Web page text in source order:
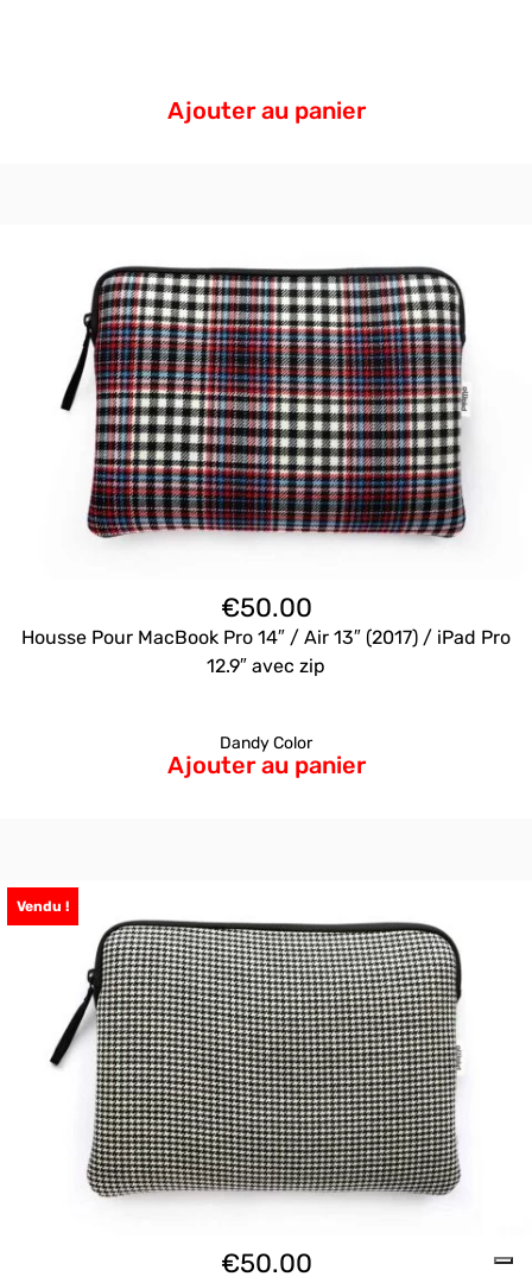
Ajouter au panier
€50.00
Housse Pour MacBook Pro 14″ / Air 13″ (2017) / iPad Pro
12.9″ avec zip
Dandy Color
Ajouter au panier
Vendu !
€50.00